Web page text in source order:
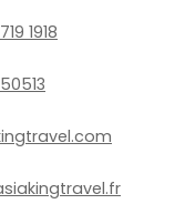
1918